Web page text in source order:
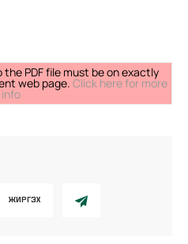
PDF file must be on exactly
web page. Click here for more
info
ЖИРГЭХ